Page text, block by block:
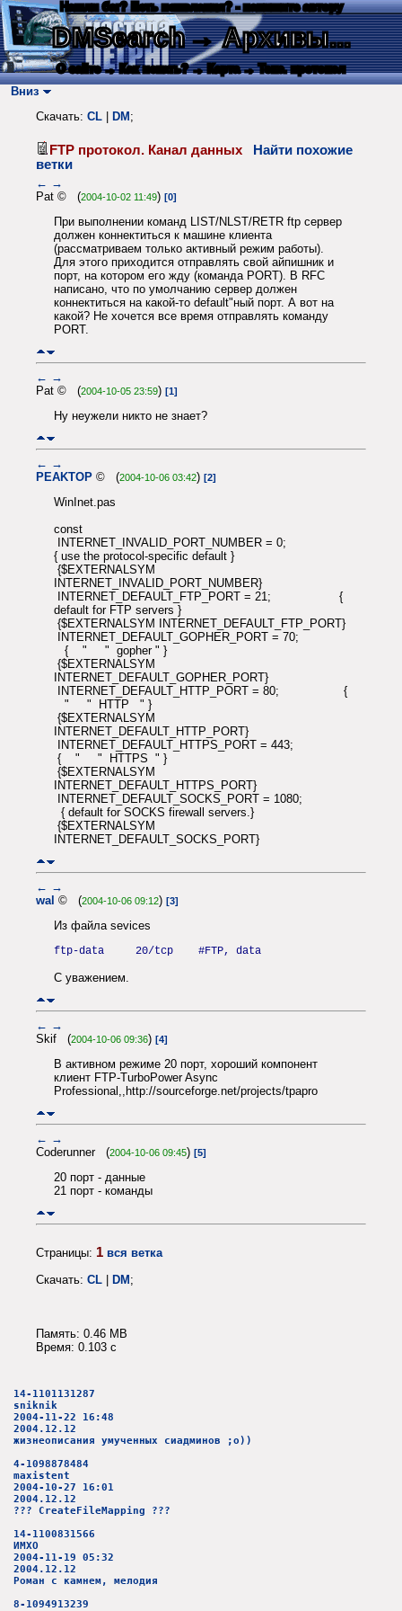
Нашли баг? Есть пожелания? - напишите автору
DMSearch→ Архивы...
О сайте → Как искать? → Карта → Текс. протокол
Вниз
Скачать: CL DM ;
FTP протокол. Канал данных
Найти похожие
ветки
← →
Pat © (2004-10-02 11:49) [0]
При выполнении команд LIST/NLST/RETR ftp сервер
должен коннектиться к машине клиента
(рассматриваем только активный режим работы).
Для этого приходится отправлять свой айпишник и
порт, на котором его жду (команда PORT). В RFC
написано, что по умолчанию сервер должен
коннектиться на какой-то default"ный порт. А вот на
какой? Не хочется все время отправлять команду
PORT.
← →
Pat © (2004-10-05 23:59) [1]
Ну неужели никто не знает?
← →
PEAKTOP © (2004-10-06 03:42) [2]
WinInet.pas
const
INTERNET_INVALID_PORT_NUMBER = 0;
{ use the protocol-specific default }
{$EXTERNALSYM
INTERNET_INVALID_PORT_NUMBER}
INTERNET_DEFAULT_FTP_PORT = 21; {
default for FTP servers }
{$EXTERNALSYM INTERNET_DEFAULT_FTP_PORT}
INTERNET_DEFAULT_GOPHER_PORT = 70;
{ " " gopher " }
{$EXTERNALSYM
INTERNET_DEFAULT_GOPHER_PORT}
INTERNET_DEFAULT_HTTP_PORT = 80; {
" " HTTP " }
{$EXTERNALSYM
INTERNET_DEFAULT_HTTP_PORT}
INTERNET_DEFAULT_HTTPS_PORT = 443;
{ " " HTTPS " }
{$EXTERNALSYM
INTERNET_DEFAULT_HTTPS_PORT}
INTERNET_DEFAULT_SOCKS_PORT = 1080;
{ default for SOCKS firewall servers.}
{$EXTERNALSYM
INTERNET_DEFAULT_SOCKS_PORT}
← →
wal © (2004-10-06 09:12) [3]
Из файла sevices
ftp-data 20/tcp #FTP, data
С уважением.
← →
Skif (2004-10-06 09:36) [4]
В активном режиме 20 порт, хороший компонент
клиент FTP-TurboPower Async
Professional,,http://sourceforge.net/projects/tpapro
← →
Coderunner (2004-10-06 09:45) [5]
20 порт - данные
21 порт - команды
Страницы: 1 вся ветка
Скачать: CL | DM;
Память: 0.46 MB
Время: 0.103 c
14-1101131287
sniknik
2004-11-22 16:48
2004.12.12
жизнеописания умученных сиадминов ;о))
4-1098878484
maxistent
2004-10-27 16:01
2004.12.12
??? CreateFileMapping ???
14-1100831566
ИМХО
2004-11-19 05:32
2004.12.12
Роман с камнем, мелодия
8-1094913239